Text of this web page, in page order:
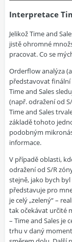
Interpretace
Jelikož Time and
jistě ohromné
pracovat. Co se
Orderflow analýza
představovat finální
Time and Sales
(např. odražení od
Time and Sales
základě tohoto
podobným
informace.
V případě oblasti,
odražení od S/R
stejně, jako bych
představuje pro
je celý „zelený“ –
tak očekávat určité
– Time and Sales je
trhu v daný